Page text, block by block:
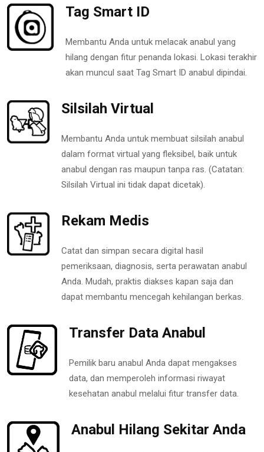
Tag Smart ID
Membantu Anda untuk melacak anabul yang
hilang dengan fitur penanda lokasi. Lokasi terakhir
akan muncul saat Tag Smart ID anabul dipindai.
Silsilah Virtual
Membantu Anda untuk membuat silsilah anabul
dalam format virtual yang fleksibel, baik untuk
anabul dengan ras maupun tanpa ras. (Catatan:
Silsilah Virtual ini tidak dapat dicetak).
Rekam Medis
Catat dan simpan secara digital hasil
pemeriksaan, diagnosis, serta perawatan anabul
Anda. Mudah, praktis diakses kapan saja dan
dapat membantu mencegah kehilangan berkas.
Transfer Data Anabul
Pemilik baru anabul Anda dapat mengakses
data, dan memperoleh informasi riwayat
kesehatan anabul melalui fitur transfer data.
Anabul Hilang Sekitar Anda